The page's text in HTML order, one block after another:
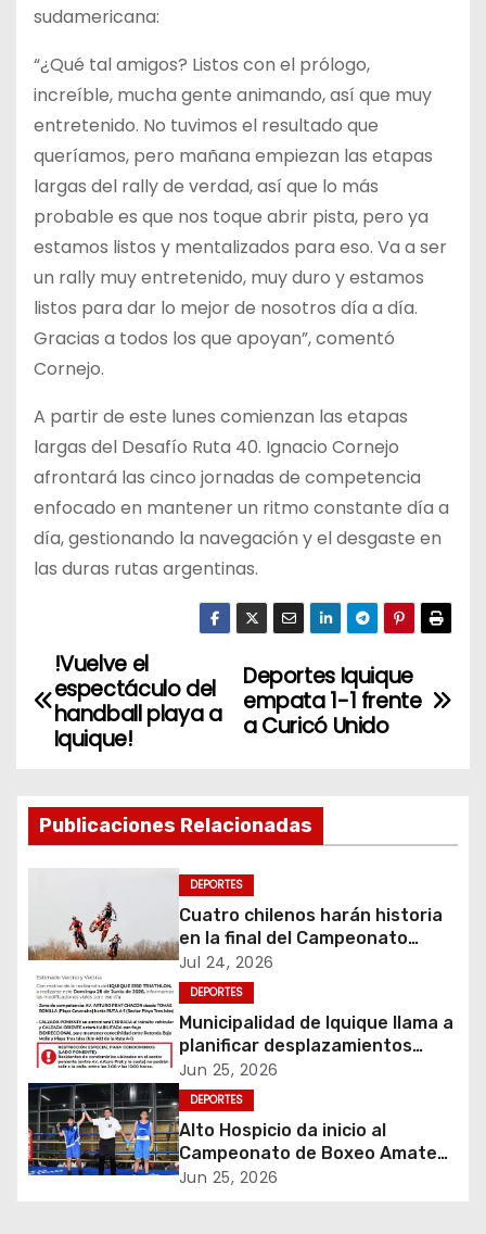
sudamericana:
“¿Qué tal amigos? Listos con el prólogo,
increíble, mucha gente animando, así que muy
entretenido. No tuvimos el resultado que
queríamos, pero mañana empiezan las etapas
largas del rally de verdad, así que lo más
probable es que nos toque abrir pista, pero ya
estamos listos y mentalizados para eso. Va a ser
un rally muy entretenido, muy duro y estamos
listos para dar lo mejor de nosotros día a día.
Gracias a todos los que apoyan”, comentó
Cornejo.
A partir de este lunes comienzan las etapas
largas del Desafío Ruta 40. Ignacio Cornejo
afrontará las cinco jornadas de competencia
enfocado en mantener un ritmo constante día a
día, gestionando la navegación y el desgaste en
las duras rutas argentinas.
N
a
e
g
c
i
ó
n
d
e
Deportes Iquique
empata 1-1 frente
a Curicó Unido
!Vuelve el
espectáculo del
handball playa a
Iquique!
Publicaciones Relacionadas
DEPORTES
Cuatro chilenos harán historia
en la final del Campeonato
Amateur de Motocross más
importante del mundo
Jul 24, 2026
DEPORTES
Municipalidad de Iquique llama a
planificar desplazamientos
durante Iquique 5150 Triathlon
Jun 25, 2026
DEPORTES
Alto Hospicio da inicio al
Campeonato de Boxeo Amateur
Olímpico Guantes de Oro
Jun 25, 2026